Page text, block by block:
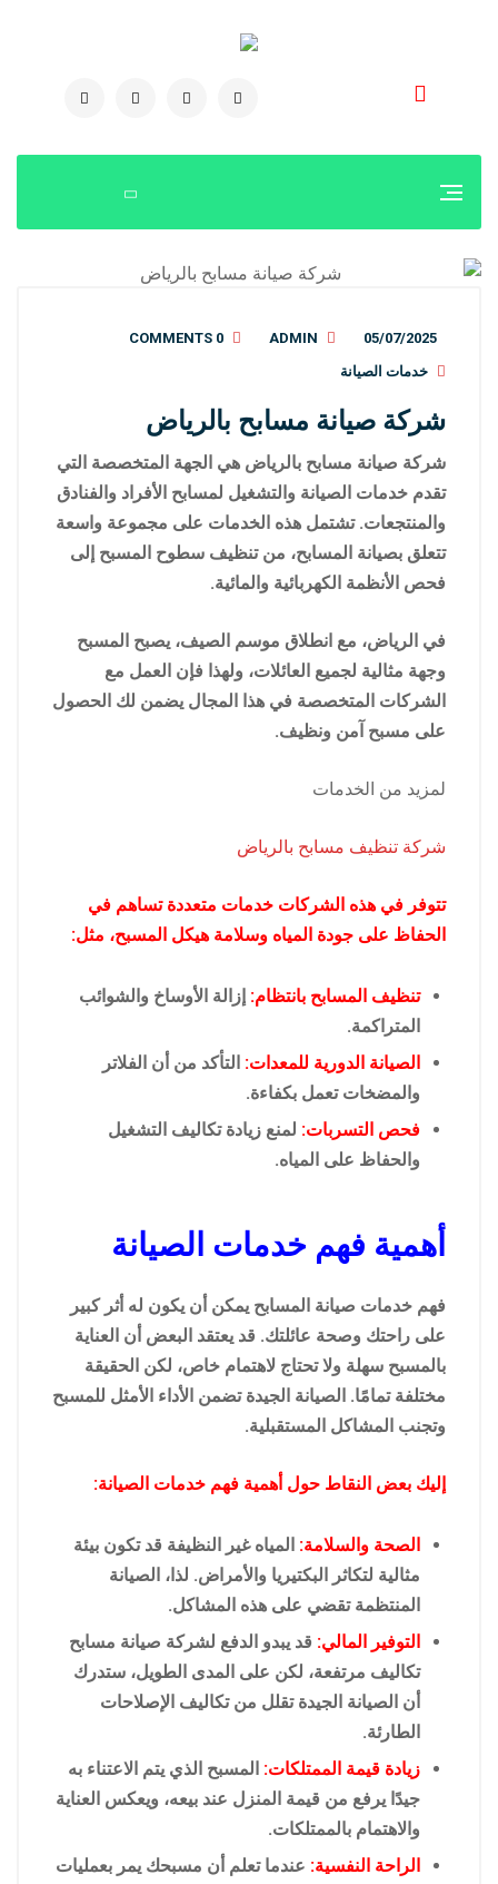
05/07/2025
ADMIN
0 COMMENTS
خدمات الصيانة
شركة صيانة مسابح بالرياض
شركة صيانة مسابح بالرياض هي الجهة المتخصصة التي
تقدم خدمات الصيانة والتشغيل لمسابح الأفراد والفنادق
والمنتجعات. تشتمل هذه الخدمات على مجموعة واسعة
تتعلق بصيانة المسابح، من تنظيف سطوح المسبح إلى
فحص الأنظمة الكهربائية والمائية.
في الرياض، مع انطلاق موسم الصيف، يصبح المسبح
وجهة مثالية لجميع العائلات، ولهذا فإن العمل مع
الشركات المتخصصة في هذا المجال يضمن لك الحصول
على مسبح آمن ونظيف.
لمزيد من الخدمات
شركة تنظيف مسابح بالرياض
تتوفر في هذه الشركات خدمات متعددة تساهم في
الحفاظ على جودة المياه وسلامة هيكل المسبح، مثل:
تنظيف المسابح بانتظام: إزالة الأوساخ والشوائب
المتراكمة.
الصيانة الدورية للمعدات: التأكد من أن الفلاتر
والمضخات تعمل بكفاءة.
فحص التسربات: لمنع زيادة تكاليف التشغيل
والحفاظ على المياه.
أهمية فهم خدمات الصيانة
فهم خدمات صيانة المسابح يمكن أن يكون له أثر كبير
على راحتك وصحة عائلتك. قد يعتقد البعض أن العناية
بالمسبح سهلة ولا تحتاج لاهتمام خاص، لكن الحقيقة
مختلفة تمامًا. الصيانة الجيدة تضمن الأداء الأمثل للمسبح
وتجنب المشاكل المستقبلية.
إليك بعض النقاط حول أهمية فهم خدمات الصيانة:
الصحة والسلامة: المياه غير النظيفة قد تكون بيئة
مثالية لتكاثر البكتيريا والأمراض. لذا، الصيانة
المنتظمة تقضي على هذه المشاكل.
التوفير المالي: قد يبدو الدفع لشركة صيانة مسابح
تكاليف مرتفعة، لكن على المدى الطويل، ستدرك
أن الصيانة الجيدة تقلل من تكاليف الإصلاحات
الطارئة.
زيادة قيمة الممتلكات: المسبح الذي يتم الاعتناء به
جيدًا يرفع من قيمة المنزل عند بيعه، ويعكس العناية
والاهتمام بالممتلكات.
الراحة النفسية: عندما تعلم أن مسبحك يمر بعمليات